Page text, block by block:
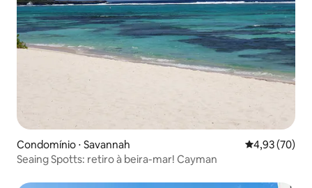
Condomínio ⋅ Savannah 4,93 de uma
4,93 (70)
Seaing Spotts: retiro à beira-mar! Cayman